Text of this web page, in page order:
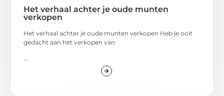
Het verhaal achter je oude munten
verkopen
Het verhaal achter je oude munten verkopen Heb je ooit
gedacht aan het verkopen van
...